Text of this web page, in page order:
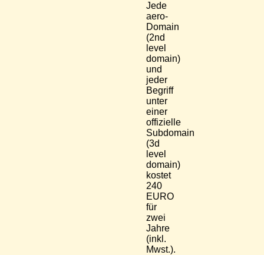
Jede
aero-
Domain
(2nd
level
domain)
und
jeder
Begriff
unter
einer
offizielle
Subdomain
(3d
level
domain)
kostet
240
EURO
für
zwei
Jahre
(inkl.
Mwst.).